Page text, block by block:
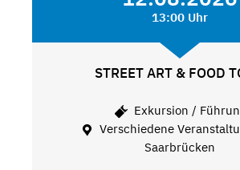
13:00 Uhr
STREET ART & FOOD
Exkursion /
Verschiedene
Saarbrücken